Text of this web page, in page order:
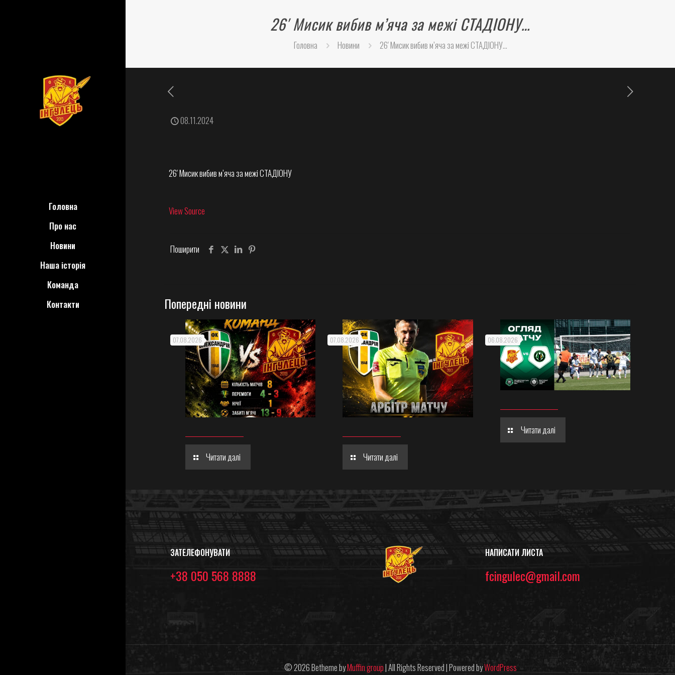
Головна
Про нас
Новини
Наша історія
Команда
Контакти
26′ Мисик вибив м’яча за межі СТАДІОНУ…
Головна Новини 26′ Мисик вибив м’яча за межі СТАДІОНУ…
08.11.2024
26′ Мисик вибив м’яча за межі СТАДІОНУ
View Source
Поширити
Попередні новини
07.08.2026
Читати далі
07.08.2026
Читати далі
06.08.2026
Читати далі
ЗАТЕЛЕФОНУВАТИ
+38 050 568 8888
НАПИСАТИ ЛИСТА
fcingulec@gmail.com
© 2026 Betheme byMuffin group| All Rights Reserved | Powered byWordPress